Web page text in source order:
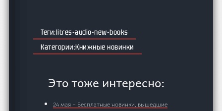
litres-audio-new-books
Книжные новинки
Это тоже интересно:
24 мая – Бесплатные новинки, вышедшие